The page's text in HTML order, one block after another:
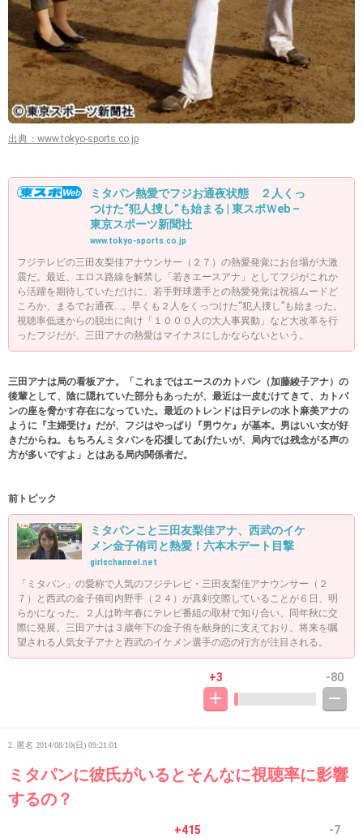
出典：www.tokyo-sports.co.jp
ミタパン熱愛でフジお通夜状態 ２人くっ
つけた“犯人捜し”も始まる | 東スポＷeb –
東京スポーツ新聞社
www.tokyo-sports.co.jp
フジテレビの三田友梨佳アナウンサー（２７）の熱愛発覚にお台場が大激
震だ。最近、エロス路線を解禁し「若きエースアナ」としてフジがこれか
ら活躍を期待していただけに、若手野球選手との熱愛発覚は祝福ムードど
ころか、まるでお通夜…。早くも２人をくっつけた“犯人捜し”も始まった。
視聴率低迷からの脱出に向け「１０００人の大人事異動」など大改革を行
ったフジだが、三田アナの熱愛はマイナスにしかならないという。
三田アナは局の看板アナ。「これまではエースのカトパン（加藤綾子アナ）の
後輩として、陰に隠れていた部分もあったが、最近は一皮むけてきて、カトパ
ンの座を脅かす存在になっていた。最近のトレンドは日テレの水卜麻美アナの
ように『主婦受け』だが、フジはやっぱり『男ウケ』が基本。男はいい女が好
きだからね。もちろんミタパンを応援してあげたいが、局内では残念がる声の
方が多いですよ」とはある局内関係者だ。
前トピック
ミタパンこと三田友梨佳アナ、西武のイケ
メン金子侑司と熱愛！六本木デート目撃
girlschannel.net
「ミタパン」の愛称で人気のフジテレビ・三田友梨佳アナウンサー（２
７）と西武の金子侑司内野手（２４）が真剣交際していることが６日、明
らかになった。２人は昨年春にテレビ番組の取材で知り合い、同年秋に交
際に発展。三田アナは３歳年下の金子侑を献身的に支えており、将来を嘱
望される人気女子アナと西武のイケメン選手の恋の行方が注目される。
+3 -80
2. 匿名 2014/08/10(日) 09:21:01
ミタパンに彼氏がいるとそんなに視聴率に影響
するの？
+415 -7